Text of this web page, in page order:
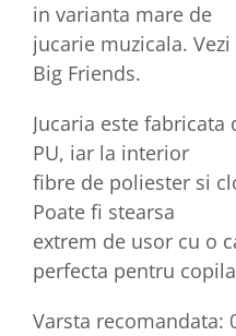
in varianta mare de
jucarie muzicala.
Big Friends.
Jucaria este
PU, iar la interior
fibre de poliester si
Poate fi stearsa
extrem de usor cu o
perfecta pentru
Varsta recomandata: